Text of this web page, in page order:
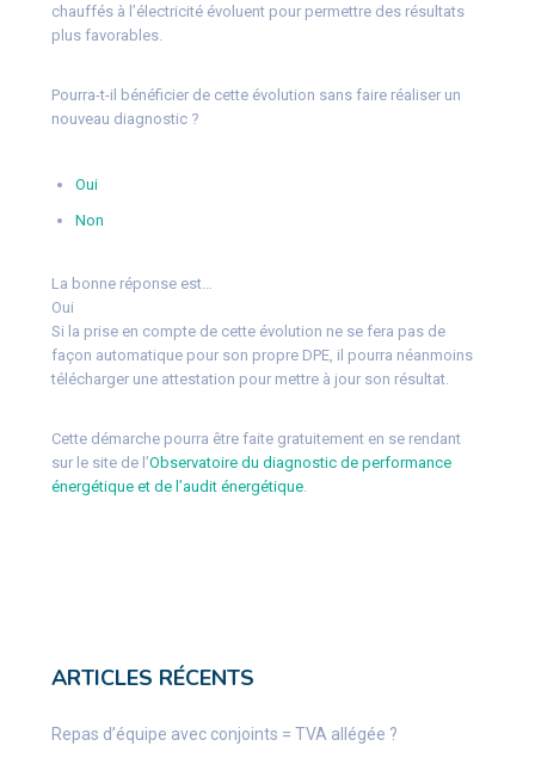
chauffés à l’électricité évoluent pour permettre des résultats
plus favorables.
Pourra-t-il bénéficier de cette évolution sans faire réaliser un
nouveau diagnostic ?
Oui
Non
La bonne réponse est…
Oui
Si la prise en compte de cette évolution ne se fera pas de
façon automatique pour son propre DPE, il pourra néanmoins
télécharger une attestation pour mettre à jour son résultat.
Cette démarche pourra être faite gratuitement en se rendant
sur le site de l’Observatoire du diagnostic de performance
énergétique et de l’audit énergétique.
ARTICLES RÉCENTS
Repas d’équipe avec conjoints = TVA allégée ?